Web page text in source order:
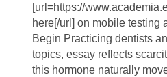
[url=https://
here[/url] on mobile testing
Begin Practicing dentists
topics, essay reflects
this hormone naturally